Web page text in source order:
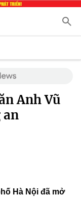
Anh Vũ
an
Hà Nội đã mở